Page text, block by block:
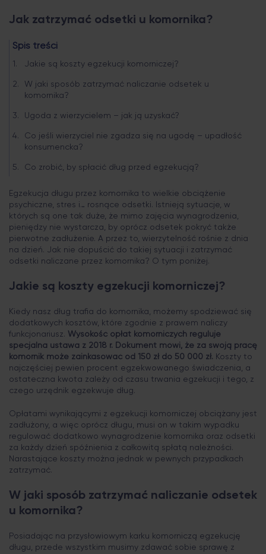
Jak zatrzymać odsetki u komornika?
Spis treści
Jakie są koszty egzekucji komorniczej?
W jaki sposób zatrzymać naliczanie odsetek u
komornika?
Ugoda z wierzycielem – jak ją uzyskać?
Co jeśli wierzyciel nie zgadza się na ugodę – upadłość
konsumencka?
Co zrobić, by spłacić dług przed egzekucją?
Egzekucja długu przez komornika to wielkie obciążenie
psychiczne, stres i… rosnące odsetki. Istnieją sytuacje, w
których są one tak duże, że mimo zajęcia wynagrodzenia,
pieniędzy nie wystarcza, by oprócz odsetek pokryć także
pierwotne zadłużenie. A przez to, wierzytelność rośnie z dnia
na dzień. Jak nie dopuścić do takiej sytuacji i zatrzymać
odsetki naliczane przez komornika? O tym poniżej.
Jakie są koszty egzekucji komorniczej?
Kiedy nasz dług trafia do komornika, możemy spodziewać się
dodatkowych kosztów, które zgodnie z prawem naliczy
funkcjonariusz. Wysokość opłat komorniczych reguluje
specjalna ustawa z 2018 r. Dokument mówi, że za swoją pracę
komornik może zainkasować od 150 zł do 50 000 zł. Koszty to
najczęściej pewien procent egzekwowanego świadczenia, a
ostateczna kwota zależy od czasu trwania egzekucji i tego, z
czego urzędnik egzekwuje dług.
Opłatami wynikającymi z egzekucji komorniczej obciążany jest
zadłużony, a więc oprócz długu, musi on w takim wypadku
regulować dodatkowo wynagrodzenie komornika oraz odsetki
za każdy dzień spóźnienia z całkowitą spłatą należności.
Narastające koszty można jednak w pewnych przypadkach
zatrzymać.
W jaki sposób zatrzymać naliczanie odsetek
u komornika?
Posiadając na przysłowiowym karku komorniczą egzekucję
długu, przede wszystkim musimy zdawać sobie sprawę z